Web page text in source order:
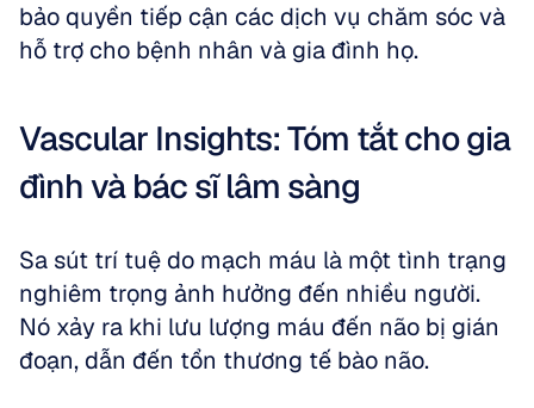
bảo quyền tiếp cận các dịch vụ chăm sóc và
hỗ trợ cho bệnh nhân và gia đình họ.
Vascular Insights: Tóm tắt cho gia
đình và bác sĩ lâm sàng
Sa sút trí tuệ do mạch máu là một tình trạng
nghiêm trọng ảnh hưởng đến nhiều người.
Nó xảy ra khi lưu lượng máu đến não bị gián
đoạn, dẫn đến tổn thương tế bào não.